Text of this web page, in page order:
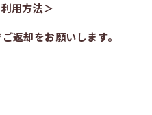
用方法＞
返却をお願いします。